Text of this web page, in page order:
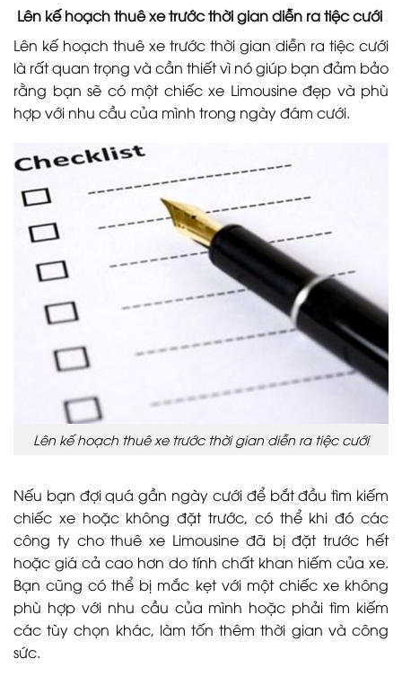
Lên kế hoạch thuê xe trước thời gian diễn ra tiệc cưới
Lên kế hoạch thuê xe trước thời gian diễn ra tiệc cưới
là rất quan trọng và cần thiết vì nó giúp bạn đảm bảo
rằng bạn sẽ có một chiếc xe Limousine đẹp và phù
hợp với nhu cầu của mình trong ngày đám cưới.
Lên kế hoạch thuê xe trước thời gian diễn ra tiệc cưới
Nếu bạn đợi quá gần ngày cưới để bắt đầu tìm kiếm
chiếc xe hoặc không đặt trước, có thể khi đó các
công ty cho thuê xe Limousine đã bị đặt trước hết
hoặc giá cả cao hơn do tính chất khan hiếm của xe.
Bạn cũng có thể bị mắc kẹt với một chiếc xe không
phù hợp với nhu cầu của mình hoặc phải tìm kiếm
các tùy chọn khác, làm tốn thêm thời gian và công
sức.